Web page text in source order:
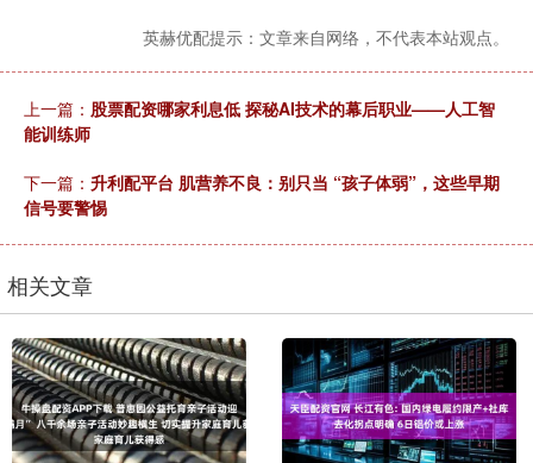
英赫优配提示：文章来自网络，不代表本站观点。
上一篇： 股票配资哪家利息低 探秘AI技术的幕后职业——人工智
能训练师
下一篇： 升利配平台 肌营养不良：别只当 “孩子体弱”，这些早期
信号要警惕
相关文章